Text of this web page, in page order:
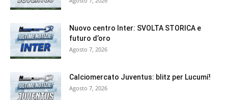
Nuovo centro Inter: SVOLTA STORICA e
futuro d’oro
Agosto 7, 2026
Calciomercato Juventus: blitz per Lucumí!
Agosto 7, 2026